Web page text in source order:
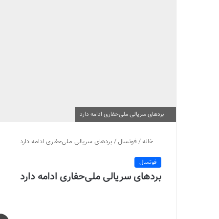
بردهای سریالی ملی‌حفاری ادامه دارد
خانه/ فوتسال/ بردهای سریالی ملی‌حفاری ادامه دارد
فوتسال
بردهای سریالی ملی‌حفاری ادامه دارد